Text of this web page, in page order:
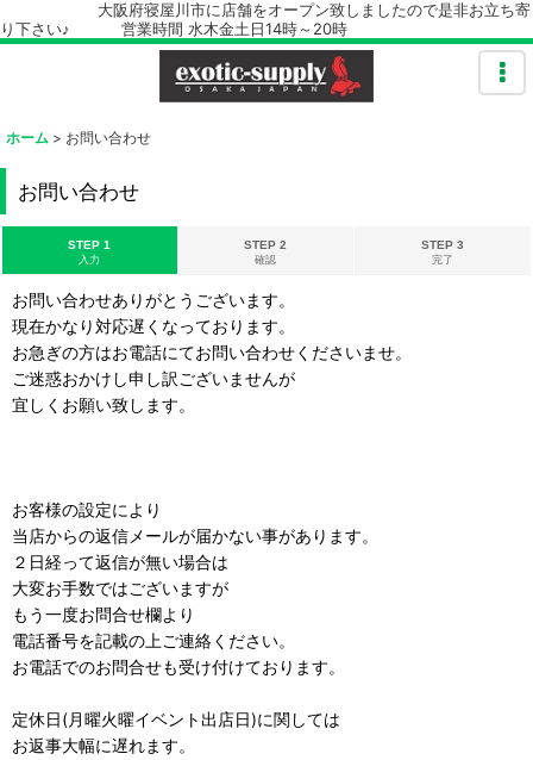
大阪府寝屋川市に店舗をオープン致しましたので是非お立ち寄
り下さい♪ 営業時間 水木金土日14時～20時
ホーム > お問い合わせ
お問い合わせ
STEP 1
入力
STEP 2
確認
STEP 3
完了
お問い合わせありがとうございます。
現在かなり対応遅くなっております。
お急ぎの方はお電話にてお問い合わせくださいませ。
ご迷惑おかけし申し訳ございませんが
宜しくお願い致します。
お客様の設定により
当店からの返信メールが届かない事があります。
２日経って返信が無い場合は
大変お手数ではございますが
もう一度お問合せ欄より
電話番号を記載の上ご連絡ください。
お電話でのお問合せも受け付けております。
定休日(月曜火曜イベント出店日)に関しては
お返事大幅に遅れます。